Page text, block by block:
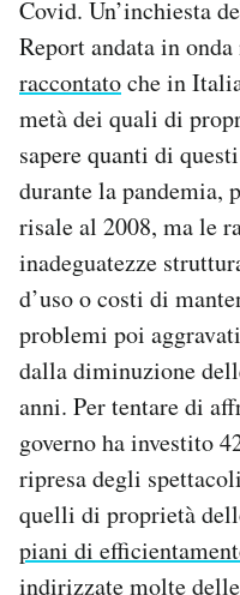
Covid. Un’inchiesta
Report andata in
raccontatoche in
metà dei quali di
sapere quanti di
durante la pandemia,
risale al 2008, ma le
inadeguatezze
d’uso o costi di
problemi poi
dalla diminuzione
anni. Per tentare di
governo ha investito
ripresa degli
quelli di proprietà
piani di
indirizzate molte